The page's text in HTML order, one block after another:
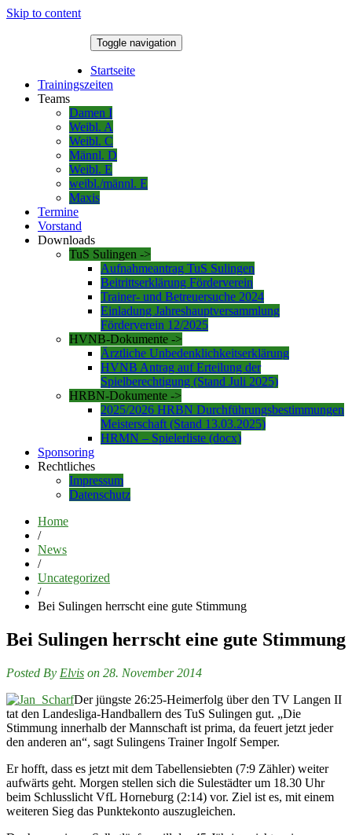
Skip to content
Toggle navigation
Startseite
Trainingszeiten
Teams
Damen I
Weibl. A
Weibl. C
Männl. D
Weibl. E
weibl./männl. E
Maxis
Termine
Vorstand
Downloads
TuS Sulingen ->
Aufnahmeantrag TuS Sulingen
Beitrittserklärung Förderverein
Trainer- und Betreuersuche 2024
Einladung Jahreshauptversammlung
Förderverein 12/2025
HVNB-Dokumente ->
Ärztliche Unbedenklichkeitserklärung
HVNB Antrag auf Erteilung der
Spielberechtigung (Stand Juli 2025)
HRBN-Dokumente ->
2025/2026 HRBN Durchführungsbestimmungen
Meisterschaft (Stand 13.03.2025)
HRMN – Spielerliste (docx)
Sponsoring
Rechtliches
Impressum
Datenschutz
Home
/
News
/
Uncategorized
/
Bei Sulingen herrscht eine gute Stimmung
Bei Sulingen herrscht eine gute Stimmung
Posted By Elvis on 28. November 2014
Der jüngste 26:25-Heimerfolg über den TV Langen II
tat den Landesliga-Handballern des TuS Sulingen gut. „Die
Stimmung innerhalb der Mannschaft ist prima, da feuert jetzt jeder
den anderen an“, sagt Sulingens Trainer Ingolf Semper.
Er hofft, dass es jetzt mit dem Tabellensiebten (7:9 Zähler) weiter
aufwärts geht. Morgen stellen sich die Sulestädter um 18.30 Uhr
beim Schlusslicht VfL Horneburg (2:14) vor. Ziel ist es, mit einem
weiteren Sieg das Punktekonto auszugleichen.